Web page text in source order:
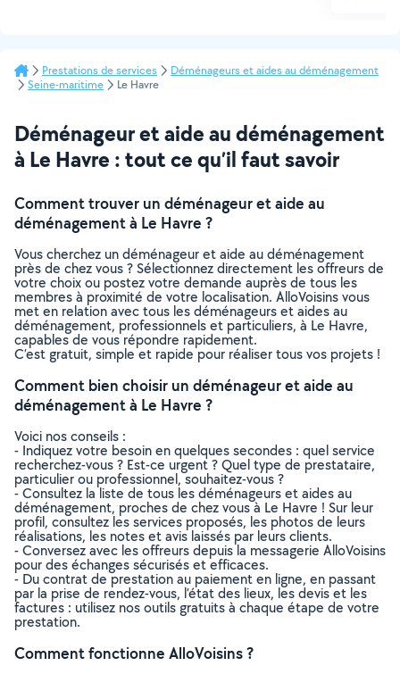
Prestations de services
Déménageurs et aides au déménagement
Seine-maritime
Le Havre
Déménageur et aide au déménagement
à Le Havre : tout ce qu’il faut savoir
Comment trouver un déménageur et aide au
déménagement à Le Havre ?
Vous cherchez un déménageur et aide au déménagement
près de chez vous ? Sélectionnez directement les offreurs de
votre choix ou postez votre demande auprès de tous les
membres à proximité de votre localisation. AlloVoisins vous
met en relation avec tous les déménageurs et aides au
déménagement, professionnels et particuliers, à Le Havre,
capables de vous répondre rapidement.
C’est gratuit, simple et rapide pour réaliser tous vos projets !
Comment bien choisir un déménageur et aide au
déménagement à Le Havre ?
Voici nos conseils :
- Indiquez votre besoin en quelques secondes : quel service
recherchez-vous ? Est-ce urgent ? Quel type de prestataire,
particulier ou professionnel, souhaitez-vous ?
- Consultez la liste de tous les déménageurs et aides au
déménagement, proches de chez vous à Le Havre ! Sur leur
profil, consultez les services proposés, les photos de leurs
réalisations, les notes et avis laissés par leurs clients.
- Conversez avec les offreurs depuis la messagerie AlloVoisins
pour des échanges sécurisés et efficaces.
- Du contrat de prestation au paiement en ligne, en passant
par la prise de rendez-vous, l’état des lieux, les devis et les
factures : utilisez nos outils gratuits à chaque étape de votre
prestation.
Comment fonctionne AlloVoisins ?